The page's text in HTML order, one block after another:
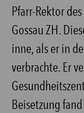
Pfarr-Rektor
Gossau ZH.
inne, als er in
verbrachte. Er
Beisetzung